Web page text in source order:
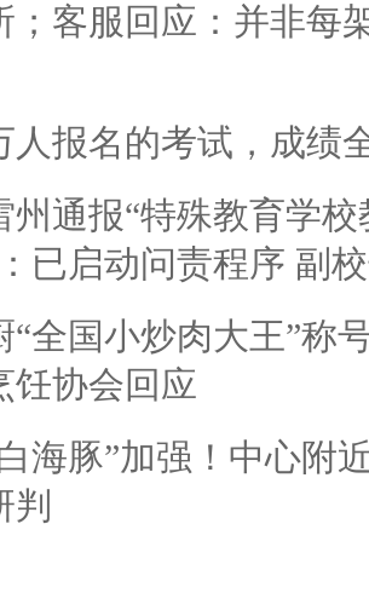
；客服回应：并非每
人报名的考试，成绩
州通报“特殊教育学
已启动问责程序 副
“全国小炒肉大王”称
饪协会回应
海豚”加强！中心附
判